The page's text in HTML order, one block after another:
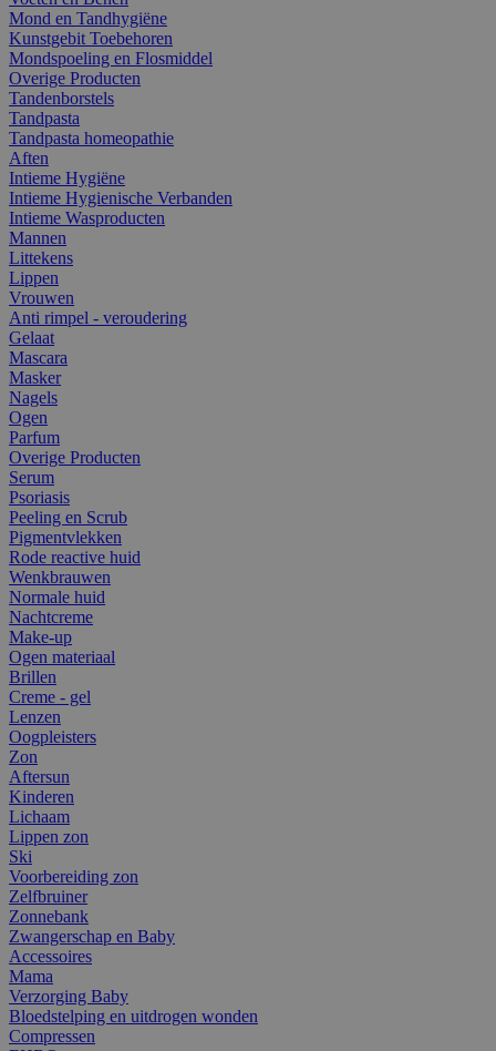
Mond en Tandhygiëne
Kunstgebit Toebehoren
Mondspoeling en Flosmiddel
Overige Producten
Tandenborstels
Tandpasta
Tandpasta homeopathie
Aften
Intieme Hygiëne
Intieme Hygienische Verbanden
Intieme Wasproducten
Mannen
Littekens
Lippen
Vrouwen
Anti rimpel - veroudering
Gelaat
Mascara
Masker
Nagels
Ogen
Parfum
Overige Producten
Serum
Psoriasis
Peeling en Scrub
Pigmentvlekken
Rode reactive huid
Wenkbrauwen
Normale huid
Nachtcreme
Make-up
Ogen materiaal
Brillen
Creme - gel
Lenzen
Oogpleisters
Zon
Aftersun
Kinderen
Lichaam
Lippen zon
Ski
Voorbereiding zon
Zelfbruiner
Zonnebank
Zwangerschap en Baby
Accessoires
Mama
Verzorging Baby
Bloedstelping en uitdrogen wonden
Compressen